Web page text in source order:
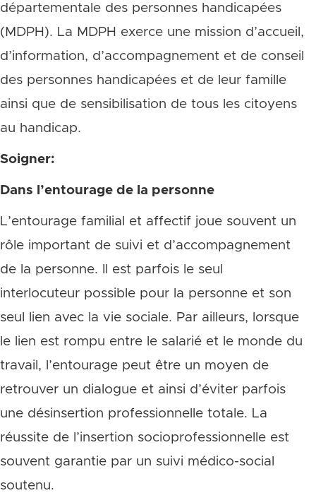
départementale des personnes handicapées
(MDPH). La MDPH exerce une mission d’accueil,
d’information, d’accompagnement et de conseil
des personnes handicapées et de leur famille
ainsi que de sensibilisation de tous les citoyens
au handicap.
Soigner:
Dans l’entourage de la personne
L’entourage familial et affectif joue souvent un
rôle important de suivi et d’accompagnement
de la personne. Il est parfois le seul
interlocuteur possible pour la personne et son
seul lien avec la vie sociale. Par ailleurs, lorsque
le lien est rompu entre le salarié et le monde du
travail, l’entourage peut être un moyen de
retrouver un dialogue et ainsi d’éviter parfois
une désinsertion professionnelle totale. La
réussite de l’insertion socioprofessionnelle est
souvent garantie par un suivi médico-social
soutenu.